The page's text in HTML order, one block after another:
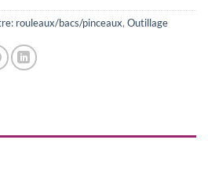
rouleaux/bacs/pinceaux, Outillage